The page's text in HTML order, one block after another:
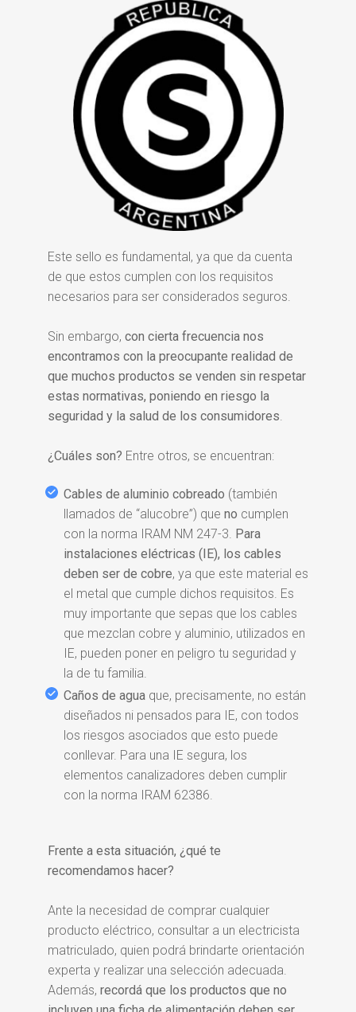
Este sello es fundamental, ya que da cuenta
de que estos cumplen con los requisitos
necesarios para ser considerados seguros.
Sin embargo, con cierta frecuencia nos
encontramos con la preocupante realidad de
que muchos productos se venden sin respetar
estas normativas, poniendo en riesgo la
seguridad y la salud de los consumidores
¿Cuáles son? Entre otros, se encuentran:
Cables de aluminio cobreado (también
llamados de “alucobre”) que no cumplen
con la norma IRAM NM 247-3. Para
instalaciones eléctricas (IE), los cables
deben ser de cobre, ya que este material es
el metal que cumple dichos requisitos. Es
muy importante que sepas que los cables
que mezclan cobre y aluminio, utilizados en
IE, pueden poner en peligro tu seguridad y
la de tu familia.
Caños de agua que, precisamente, no están
diseñados ni pensados para IE, con todos
los riesgos asociados que esto puede
conllevar. Para una IE segura, los
elementos canalizadores deben cumplir
con la norma IRAM 62386.
Frente a esta situación, ¿qué te
recomendamos hacer?
Ante la necesidad de comprar cualquier
producto eléctrico, consultar a un electricista
matriculado, quien podrá brindarte orientación
experta y realizar una selección adecuada.
Además, recordá que los productos que no